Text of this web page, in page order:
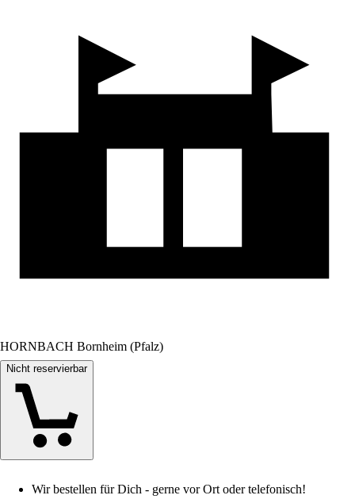
HORNBACH Bornheim (Pfalz)
Nicht reservierbar
Wir bestellen für Dich - gerne vor Ort oder telefonisch!